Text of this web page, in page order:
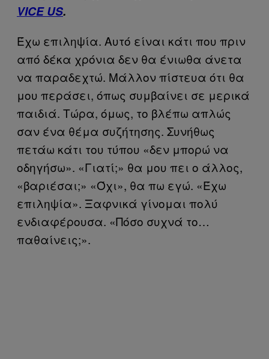
VICE US.
Έχω επιληψία. Αυτό είναι κάτι που πριν
από δέκα χρόνια δεν θα ένιωθα άνετα
να παραδεχτώ. Μάλλον πίστευα ότι θα
μου περάσει, όπως συμβαίνει σε μερικά
παιδιά. Τώρα, όμως, το βλέπω απλώς
σαν ένα θέμα συζήτησης. Συνήθως
πετάω κάτι του τύπου «δεν μπορώ να
οδηγήσω». «Γιατί;» θα μου πει ο άλλος,
«βαριέσαι;» «Όχι», θα πω εγώ. «Έχω
επιληψία». Ξαφνικά γίνομαι πολύ
ενδιαφέρουσα. «Πόσο συχνά το…
παθαίνεις;».